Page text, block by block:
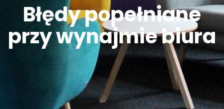
Błędy popełniane
przy wynajmie biura